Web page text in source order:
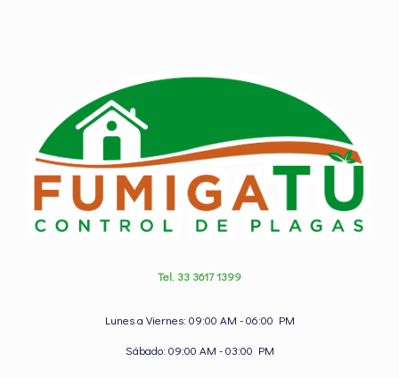
Tel. 33 3617 1399
Lunes a Viernes: 09:00 AM - 06:00 PM
Sábado: 09:00 AM - 03:00 PM